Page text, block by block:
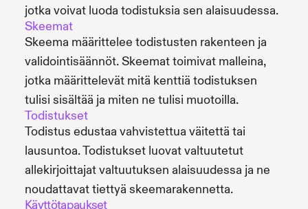
jotka voivat luoda todistuksia sen alaisuudessa.
Skeemat
Skeema määrittelee todistusten rakenteen ja
validointisäännöt. Skeemat toimivat malleina,
jotka määrittelevät mitä kenttiä todistuksen
tulisi sisältää ja miten ne tulisi muotoilla.
Todistukset
Todistus edustaa vahvistettua väitettä tai
lausuntoa. Todistukset luovat valtuutetut
allekirjoittajat valtuutuksen alaisuudessa ja ne
noudattavat tiettyä skeemarakennetta.
Käyttötapaukset